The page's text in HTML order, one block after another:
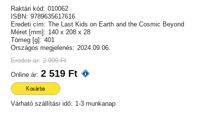
Raktári kód: 010062
ISBN: 9789635617616
Eredeti cím: The Last Kids on Earth and the Cosmic Beyond
Méret [mm]: 140 x 208 x 28
Tömeg [g]: 401
Országos megjelenés: 2024.09.06.
Eredeti ár: 2 999 Ft
Online ár: 2 519 Ft
Kosárba
Várható szállítási idő: 1-3 munkanap